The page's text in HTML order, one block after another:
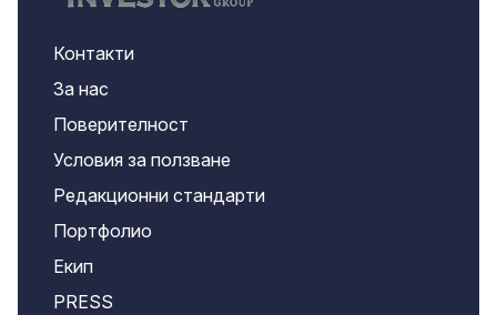
Контакти
За нас
Поверителност
Условия за ползване
Редакционни стандарти
Портфолио
Екип
PRESS